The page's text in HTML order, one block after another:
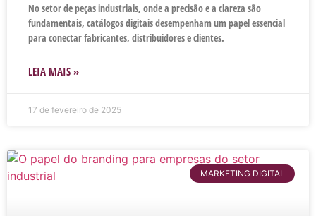
No setor de peças industriais, onde a precisão e a clareza são
fundamentais, catálogos digitais desempenham um papel essencial
para conectar fabricantes, distribuidores e clientes.
LEIA MAIS »
17 de fevereiro de 2025
MARKETING DIGITAL